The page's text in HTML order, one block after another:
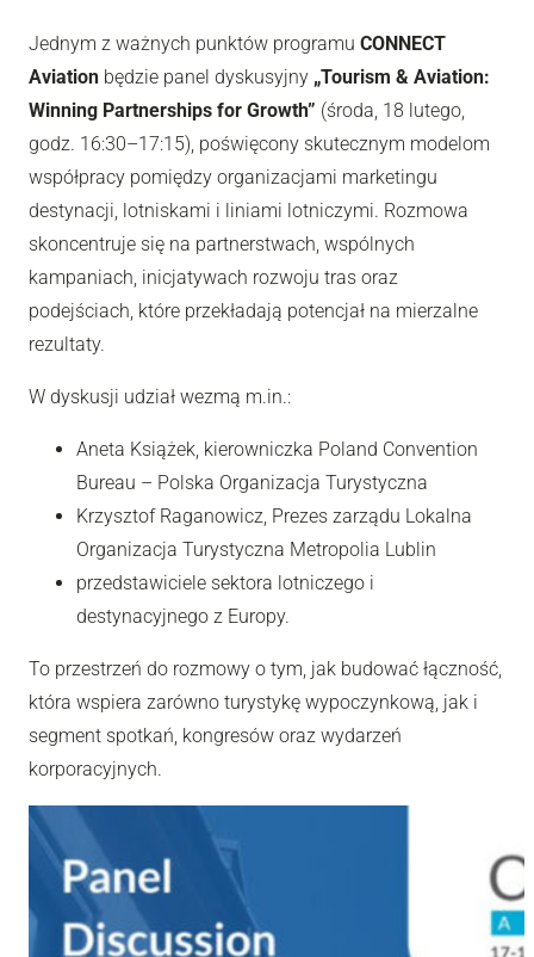
Jednym z ważnych punktów programu CONNECT
Aviation będzie panel dyskusyjny „Tourism & Aviation:
Winning Partnerships for Growth” (środa, 18 lutego,
godz. 16:30–17:15), poświęcony skutecznym modelom
współpracy pomiędzy organizacjami marketingu
destynacji, lotniskami i liniami lotniczymi. Rozmowa
skoncentruje się na partnerstwach, wspólnych
kampaniach, inicjatywach rozwoju tras oraz
podejściach, które przekładają potencjał na mierzalne
rezultaty.
W dyskusji udział wezmą m.in.:
Aneta Książek, kierowniczka Poland Convention
Bureau – Polska Organizacja Turystyczna
Krzysztof Raganowicz, Prezes zarządu Lokalna
Organizacja Turystyczna Metropolia Lublin
przedstawiciele sektora lotniczego i
destynacyjnego z Europy.
To przestrzeń do rozmowy o tym, jak budować łączność,
która wspiera zarówno turystykę wypoczynkową, jak i
segment spotkań, kongresów oraz wydarzeń
korporacyjnych.